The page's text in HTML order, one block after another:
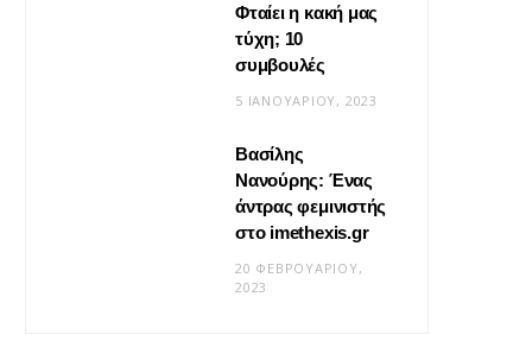
Φταίει η κακή μας
τύχη; 10
συμβουλές
5 ΙΑΝΟΥΑΡΊΟΥ, 2023
Βασίλης
Νανούρης: Ένας
άντρας φεμινιστής
στο imethexis.gr
20 ΦΕΒΡΟΥΑΡΊΟΥ,
2023